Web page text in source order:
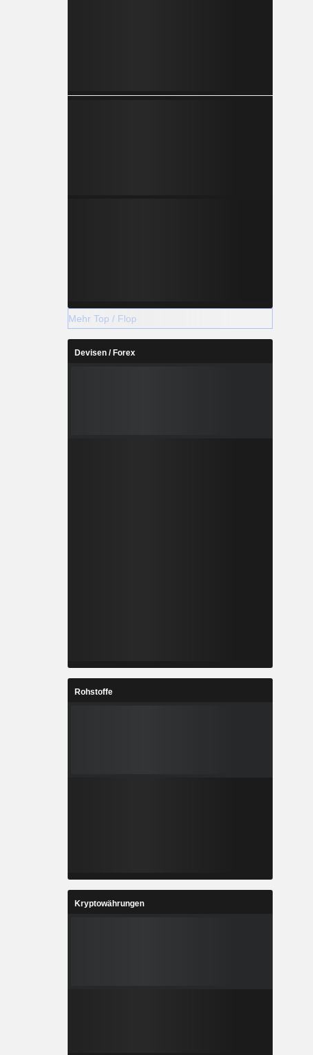
Mehr Top / Flop
Devisen / Forex
Rohstoffe
Kryptowährungen